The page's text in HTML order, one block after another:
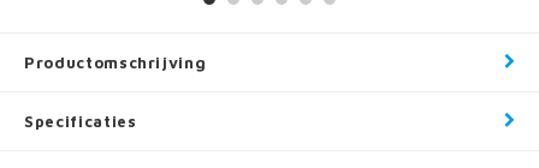
Productomschrijving
Specificaties